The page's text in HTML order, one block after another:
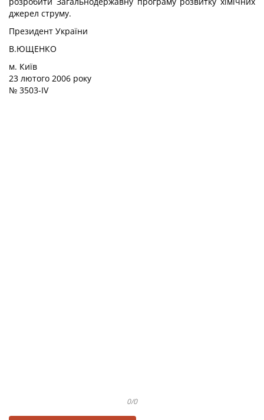
джерел струму.
Президент України
В.ЮЩЕНКО
м. Київ
23 лютого 2006 року
№ 3503-IV
0/0